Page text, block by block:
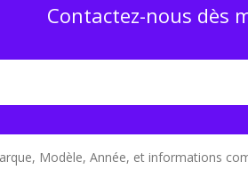
Contactez-nous dès